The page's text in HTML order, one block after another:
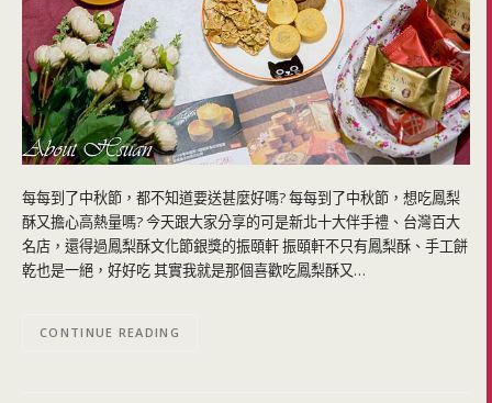
每每到了中秋節，都不知道要送甚麼好嗎? 每每到了中秋節，想吃鳳梨
酥又擔心高熱量嗎? 今天跟大家分享的可是新北十大伴手禮、台灣百大
名店，還得過鳳梨酥文化節銀獎的振頤軒 振頤軒不只有鳳梨酥、手工餅
乾也是一絕，好好吃 其實我就是那個喜歡吃鳳梨酥又…
CONTINUE READING